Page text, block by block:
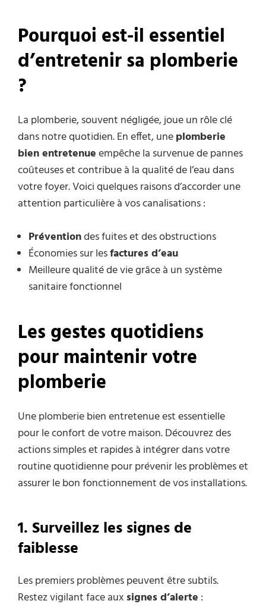
Pourquoi est-il essentiel
d’entretenir sa plomberie
?
La plomberie, souvent négligée, joue un rôle clé
dans notre quotidien. En effet, uneplomberie
bien entretenueempêche la survenue de pannes
coûteuses et contribue à la qualité de l’eau dans
votre foyer. Voici quelques raisons d’accorder une
attention particulière à vos canalisations :
Préventiondes fuites et des obstructions
Économies sur lesfactures d’eau
Meilleure qualité de vie grâce à un système
sanitaire fonctionnel
Les gestes quotidiens
pour maintenir votre
plomberie
Une plomberie bien entretenue est essentielle
pour le confort de votre maison. Découvrez des
actions simples et rapides à intégrer dans votre
routine quotidienne pour prévenir les problèmes et
assurer le bon fonctionnement de vos installations.
1. Surveillez les signes de
faiblesse
Les premiers problèmes peuvent être subtils.
Restez vigilant face aux signes d’alerte :